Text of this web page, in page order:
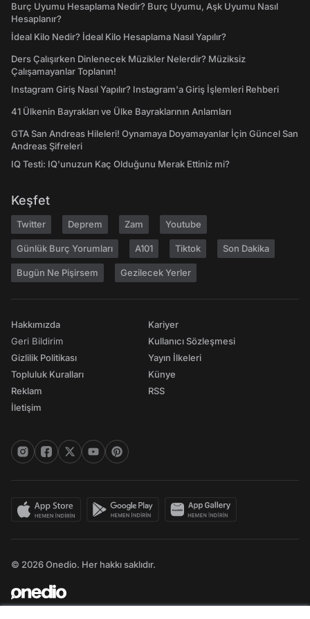
Burç Uyumu Hesaplama Nedir? Burç Uyumu, Aşk Uyumu Nasıl
Hesaplanır?
İdeal Kilo Nedir? İdeal Kilo Hesaplama Nasıl Yapılır?
Ders Çalışırken Dinlenecek Müzikler Nelerdir? Müziksiz
Çalışamayanlar Toplanın!
Instagram Giriş Nasıl Yapılır? Instagram'a Giriş İşlemleri Rehberi
41 Ülkenin Bayrakları ve Ülke Bayraklarının Anlamları
GTA San Andreas Hileleri! Oynamaya Doyamayanlar İçin Güncel San
Andreas Şifreleri
IQ Testi: IQ'unuzun Kaç Olduğunu Merak Ettiniz mi?
Keşfet
Twitter Deprem Zam Youtube
Günlük Burç Yorumları A101 Tiktok Son Dakika
Bugün Ne Pişirsem Gezilecek Yerler
Hakkımızda
Geri Bildirim
Gizlilik Politikası
Topluluk Kuralları
Reklam
İletişim
Kariyer
Kullanıcı Sözleşmesi
Yayın İlkeleri
Künye
RSS
© 2026 Onedio. Her hakkı saklıdır.